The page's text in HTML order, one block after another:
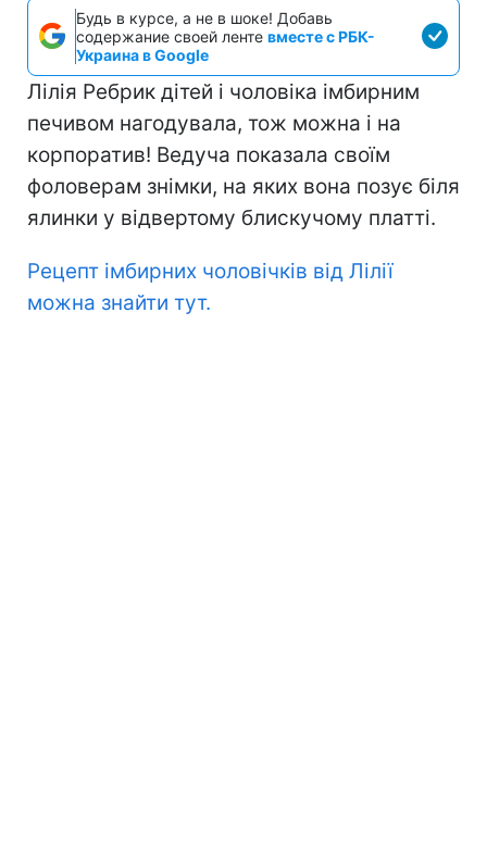
Будь в курсе, а не в шоке! Добавь
содержание своей ленте вместе с РБК-
Украина в Google
Лілія Ребрик дітей і чоловіка імбирним
печивом нагодувала, тож можна і на
корпоратив! Ведуча показала своїм
фоловерам знімки, на яких вона позує біля
ялинки у відвертому блискучому платті.
Рецепт імбирних чоловічків від Лілії
можна знайти тут.